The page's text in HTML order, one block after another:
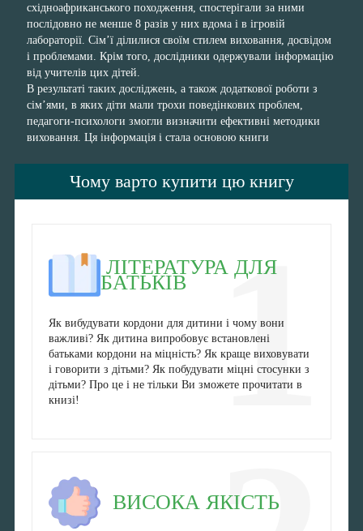
східноафриканського походження, спостерігали за ними
послідовно не менше 8 разів у них вдома і в ігровій
лабораторії. Сім’ї ділилися своїм стилем виховання, досвідом
і проблемами. Крім того, дослідники одержували інформацію
від учителів цих дітей.
В результаті таких досліджень, а також додаткової роботи з
сім’ями, в яких діти мали трохи поведінкових проблем,
педагоги-психологи змогли визначити ефективні методики
виховання. Ця інформація і стала основою книги
Чому варто купити цю книгу
1
ЛІТЕРАТУРА ДЛЯ
БАТЬКІВ
Як вибудувати кордони для дитини і чому вони
важливі? Як дитина випробовує встановлені
батьками кордони на міцність? Як краще виховувати
і говорити з дітьми? Як побудувати міцні стосунки з
дітьми? Про це і не тільки Ви зможете прочитати в
книзі!
ВИСОКА ЯКІСТЬ